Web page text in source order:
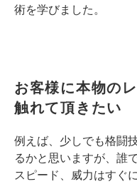
術を学びました。
お客様に本物の
触れて頂きたい
例えば、少しでも格闘
るかと思いますが、誰
スピード、威力はすぐ